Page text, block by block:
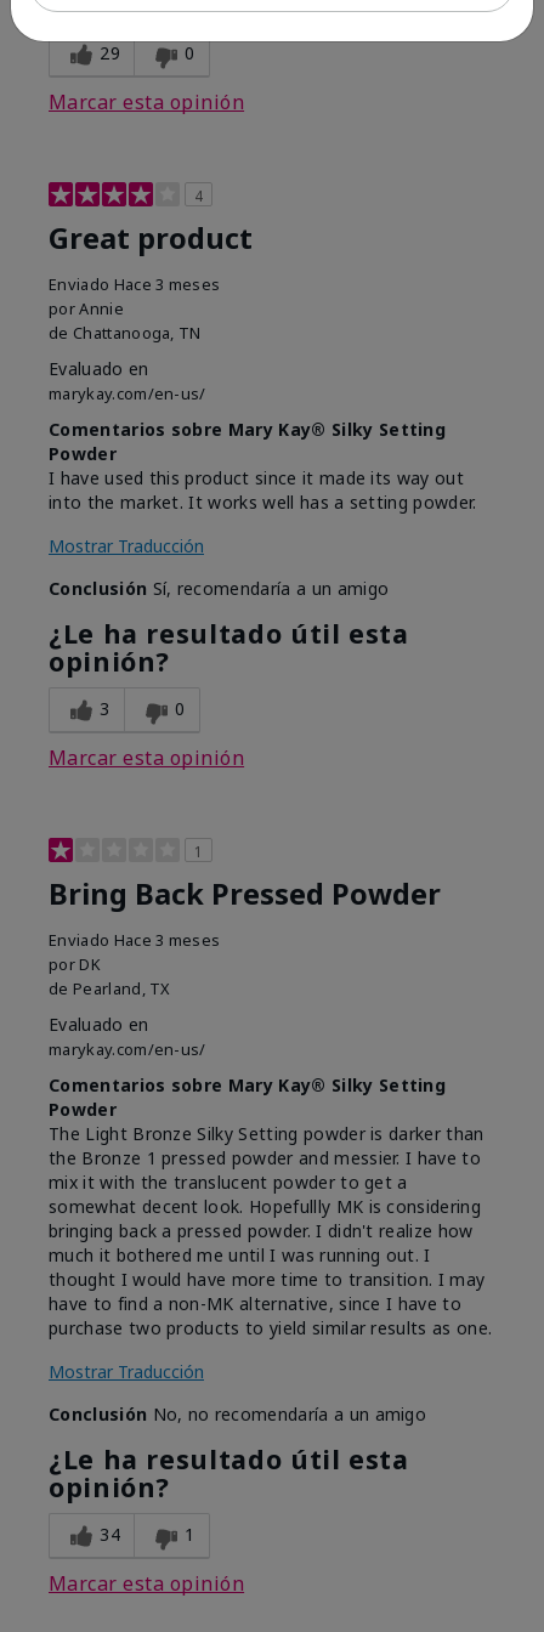
29 0
Marcar esta opinión
4
Great product
Enviado Hace 3 meses
porAnnie
de Chattanooga, TN
Evaluado en
marykay.com/en-us/
Comentarios sobre Mary Kay® Silky Setting
Powder
I have used this product since it made its way out
into the market. It works well has a setting powder.
Mostrar Traducción
Conclusión Sí, recomendaría a un amigo
¿Le ha resultado útil esta
opinión?
3 0
Marcar esta opinión
1
Bring Back Pressed Powder
Enviado Hace 3 meses
por DK
de Pearland, TX
Evaluado en
marykay.com/en-us/
Comentarios sobre Mary Kay® Silky Setting
Powder
The Light Bronze Silky Setting powder is darker than
the Bronze 1 pressed powder and messier. I have to
mix it with the translucent powder to get a
somewhat decent look. Hopefullly MK is considering
bringing back a pressed powder. I didn't realize how
much it bothered me until I was running out. I
thought I would have more time to transition. I may
have to find a non-MK alternative, since I have to
purchase two products to yield similar results as one.
Mostrar Traducción
Conclusión No, no recomendaría a un amigo
¿Le ha resultado útil esta
opinión?
34 1
Marcar esta opinión